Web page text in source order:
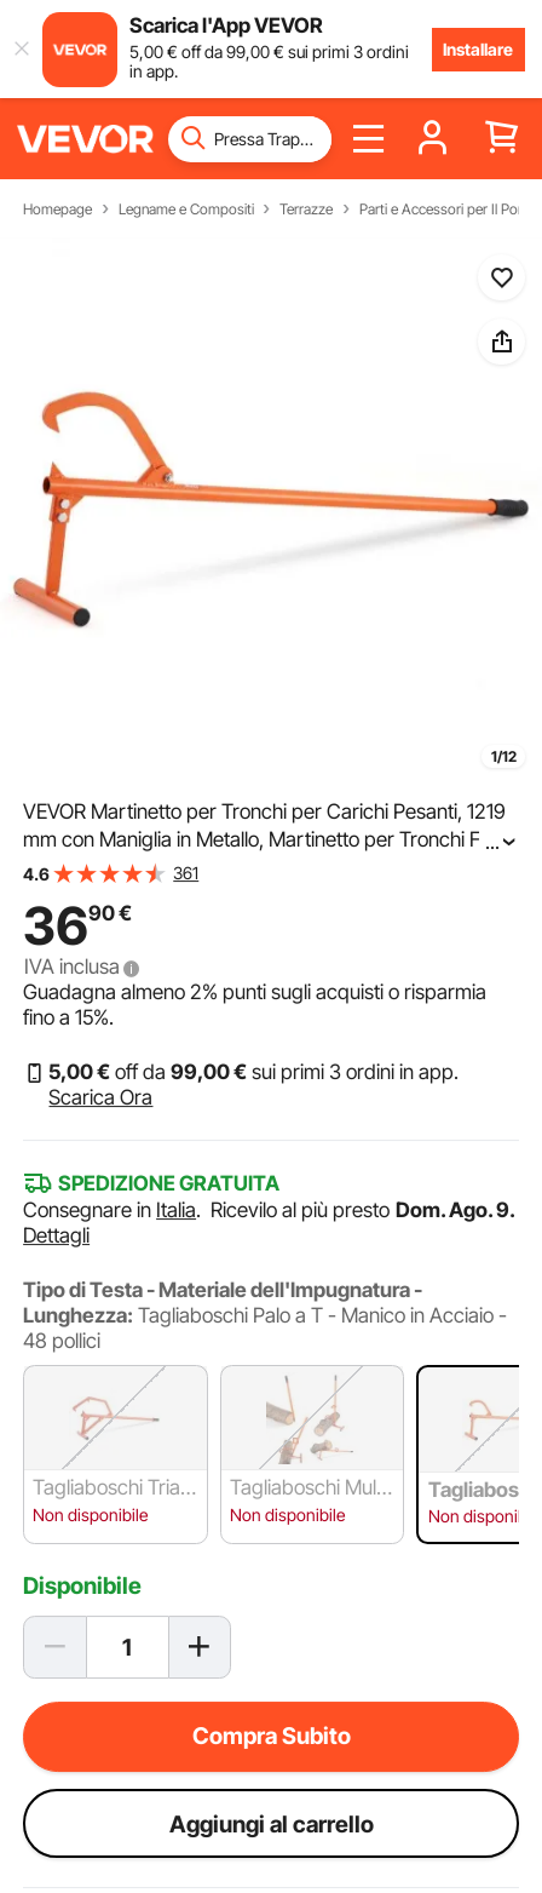
Scarica l'App VEVOR
5,00€ off da99,00€ sui primi 3 ordini
in app.
Installare
Homepage Legname e Compositi Terrazze Parti e Accessori per Il Ponte
1/12
VEVOR Martinetto per Tronchi per Carichi Pesanti, 1219
mm con Maniglia in Metallo, Martinetto per Tronchi Fino
a 381 mm di Diametro, con Gancio Reversibile
...
4.6 361
3690€
IVA inclusa
Guadagna almeno2% punti sugli acquisti o risparmia
fino a15%.
5,00€ off da99,00€ sui primi 3 ordini in app.
Scarica Ora
SPEDIZIONE GRATUITA
Consegnare in Italia. Ricevilo al più presto Dom. Ago. 9.
Dettagli
Tipo di Testa - Materiale dell'Impugnatura -
Lunghezza: Tagliaboschi Palo a T - Manico in Acciaio -
48 pollici
Tagliaboschi Trian
golare per Impieg
ollici
Non disponibile
Tagliaboschi Multi
uso - Manico in Ac
Non disponibile
o a T -
Non disponibile
Disponibile
Compra Subito
Aggiungi al carrello